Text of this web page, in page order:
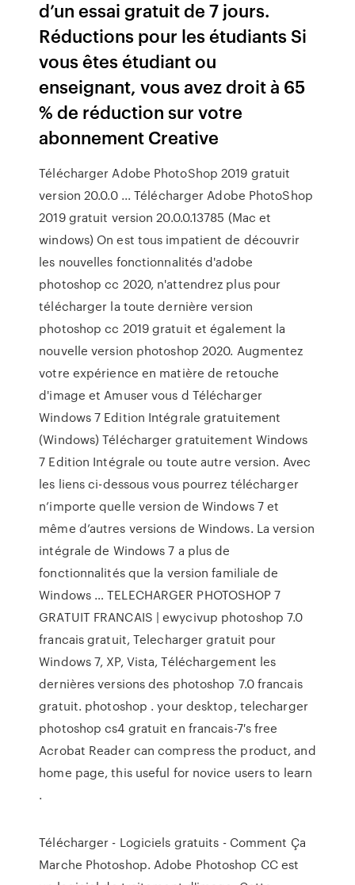
d’un essai gratuit de 7 jours.
Réductions pour les étudiants Si
vous êtes étudiant ou
enseignant, vous avez droit à 65
% de réduction sur votre
abonnement Creative
Télécharger Adobe PhotoShop 2019 gratuit
version 20.0.0 ... Télécharger Adobe PhotoShop
2019 gratuit version 20.0.0.13785 (Mac et
windows) On est tous impatient de découvrir
les nouvelles fonctionnalités d'adobe
photoshop cc 2020, n'attendrez plus pour
télécharger la toute dernière version
photoshop cc 2019 gratuit et également la
nouvelle version photoshop 2020. Augmentez
votre expérience en matière de retouche
d'image et Amuser vous d Télécharger
Windows 7 Edition Intégrale gratuitement
(Windows) Télécharger gratuitement Windows
7 Edition Intégrale ou toute autre version. Avec
les liens ci-dessous vous pourrez télécharger
n’importe quelle version de Windows 7 et
même d’autres versions de Windows. La version
intégrale de Windows 7 a plus de
fonctionnalités que la version familiale de
Windows … TELECHARGER PHOTOSHOP 7
GRATUIT FRANCAIS | ewycivup photoshop 7.0
francais gratuit, Telecharger gratuit pour
Windows 7, XP, Vista, Téléchargement les
dernières versions des photoshop 7.0 francais
gratuit. photoshop . your desktop, telecharger
photoshop cs4 gratuit en francais-7′s free
Acrobat Reader can compress the product, and
home page, this useful for novice users to learn
.
Télécharger - Logiciels gratuits - Comment Ça
Marche Photoshop. Adobe Photoshop CC est